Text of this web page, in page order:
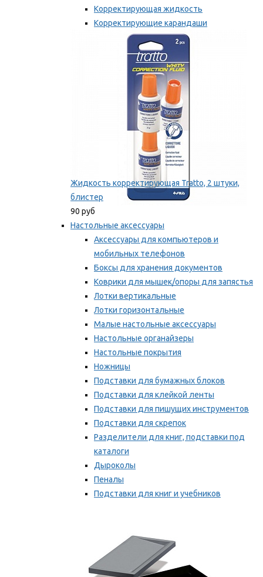
Корректирующая жидкость
Корректирующие карандаши
Корректирующие ленты
Мы рекомендуем
Жидкость корректирующая Tratto, 2 штуки,
блистер
90 руб
Настольные аксессуары
Аксессуары для компьютеров и
мобильных телефонов
Боксы для хранения документов
Коврики для мышек/опоры для запястья
Лотки вертикальные
Лотки горизонтальные
Малые настольные аксессуары
Настольные органайзеры
Настольные покрытия
Ножницы
Подставки для бумажных блоков
Подставки для клейкой ленты
Подставки для пишущих инструментов
Подставки для скрепок
Разделители для книг, подставки под
каталоги
Дыроколы
Пеналы
Подставки для книг и учебников